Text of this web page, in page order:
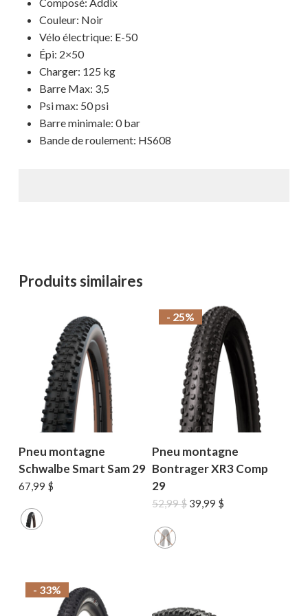
Votre panier est vide.
Couleur: Noir
Vélo électrique: E-50
Épi: 2×50
Charger: 125 kg
Barre Max: 3,5
Psi max: 50 psi
Barre minimale: 0 bar
Bande de roulement: HS608
Produits similaires
Pneu montagne
Schwalbe Smart Sam 29
67,99 $
- 25%
Pneu montagne
Bontrager XR3 Comp
29
52,99$ Le
39,99 $
- 33%